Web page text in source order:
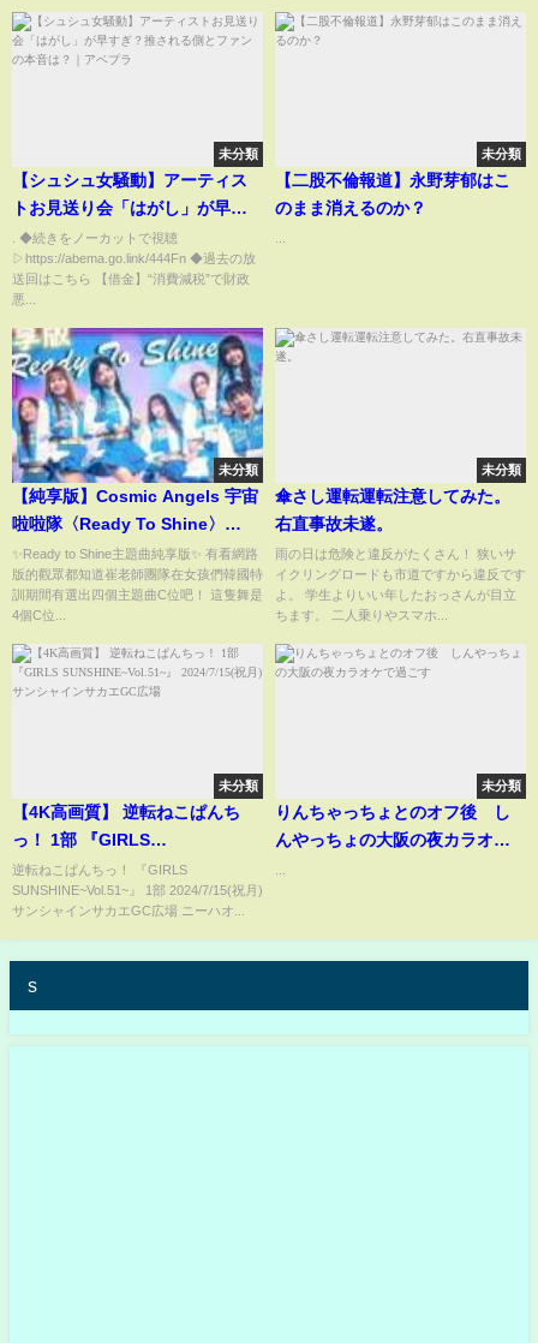
未分類
【シュシュ女騒動】アーティス
トお見送り会「はがし」が早す
ぎ？推される側とファンの本音
は？｜アベプラ
. ◆続きをノーカットで視聴
▷https://abema.go.link/444Fn ◆過去の放
送回はこちら 【借金】“消費減税”で財政
悪...
未分類
【二股不倫報道】永野芽郁はこ
のまま消えるのか？
未分類
【純享版】Cosmic Angels 宇宙
啦啦隊〈Ready To Shine〉
Official Performance｜全員閃耀
舞台✨
✨Ready to Shine主題曲純享版✨ 有看網路
版的觀眾都知道崔老師團隊在女孩們韓國特
訓期間有選出四個主題曲C位吧！ 這隻舞是
4個C位...
未分類
傘さし運転運転注意してみた。
右直事故未遂。
雨の日は危険と違反がたくさん！ 狭いサ
イクリングロードも市道ですから違反です
よ。 学生よりいい年したおっさんが目立
ちます。 二人乗りやスマホ...
未分類
【4K高画質】 逆転ねこぱんち
っ！ 1部 『GIRLS
SUNSHINE~Vol.51~』
2024/7/15(祝月)サンシャインサ
カエGC広場
逆転ねこぱんちっ！ 『GIRLS
SUNSHINE~Vol.51~』 1部 2024/7/15(祝月)
サンシャインサカエGC広場 ニーハオ...
未分類
りんちゃっちょとのオフ後 し
んやっちょの大阪の夜カラオケ
s